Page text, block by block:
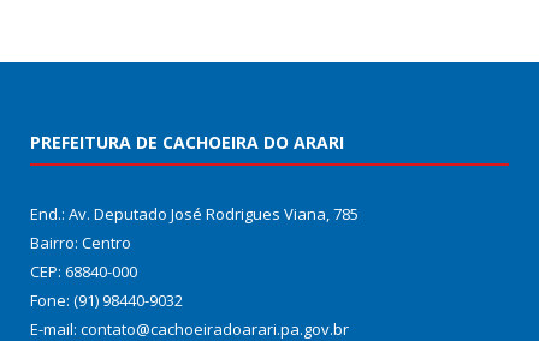
PREFEITURA DE CACHOEIRA DO ARARI
End.: Av. Deputado José Rodrigues Viana, 785
Bairro: Centro
CEP: 68840-000
Fone: (91) 98440-9032
E-mail: contato@cachoeiradoarari.pa.gov.br